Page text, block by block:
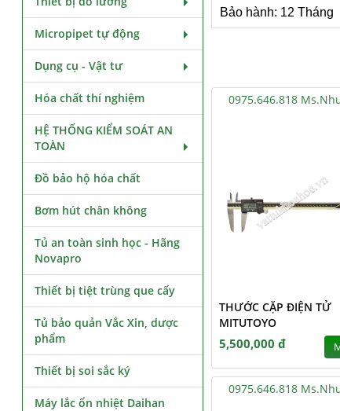
Bảo hành: 12 Tháng
0975.646.818
THƯỚC CẶP ĐIỆN TỬ
MITUTOYO
5,500,000 đ
0975.646.818
Micropipet tự động
Dụng cụ - Vật tư
Hóa chất thí nghiệm
HỆ THỐNG KIỂM SOÁT AN
TOÀN
Đồ bảo hộ hóa chất
Bơm hút chân không
Tủ an toàn sinh học - Hãng
Novapro
Thiết bị tiệt trùng que cấy
Tủ bảo quản Vắc Xin, dược
phẩm
Thiết bị soi sắc ký
Máy lắc ổn nhiệt Daihan